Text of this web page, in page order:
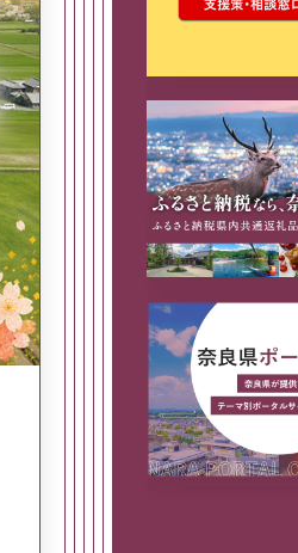
政策集